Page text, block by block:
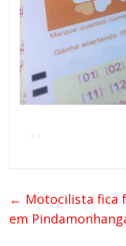
← Motocilista fica
em